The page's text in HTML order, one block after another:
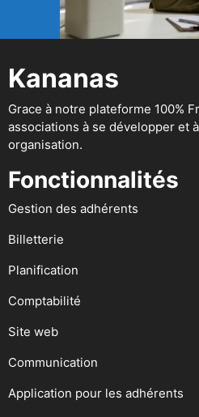
Kananas
Grace à notre plateforme 100%
associations à se développer et
organisation.
Fonctionnalités
Gestion des adhérents
Billetterie
Planification
Comptabilité
Site web
Communication
Application pour les adhérents